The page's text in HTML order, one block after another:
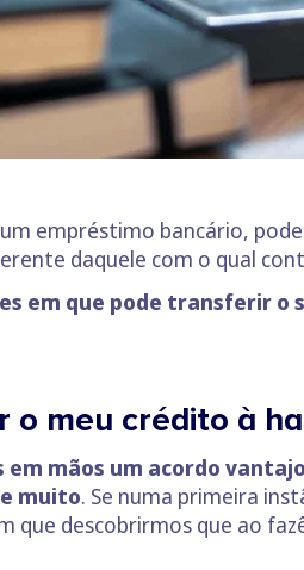
empréstimo bancário,
daquele com o qual
em que pode transferir
o meu crédito à
em mãos um acordo
muito. Se numa primeira
que descobrirmos que ao